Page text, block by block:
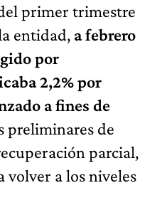
primer trimestre
entidad, a febrero
por
2,2% por
a fines de
preliminares de
parcial,
volver a los niveles